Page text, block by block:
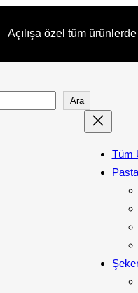
Açılışa özel tüm
Ara
Tüm